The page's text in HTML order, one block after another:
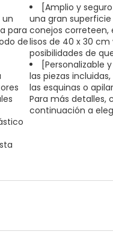
para
de
[Amplio y
una gran
conejos correteen,
lisos de 40 x 30
posibilidades de
[Personalizable
las piezas
las esquinas o
Para más detalles,
continuación a